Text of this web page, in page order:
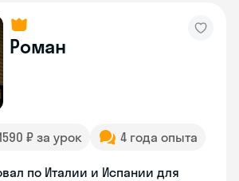
Роман
₽ за урок 4 года опыта
по Италии и Испании для